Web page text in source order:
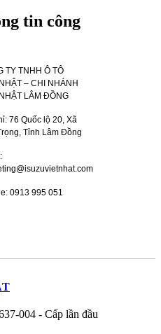
tin công
TY TNHH Ô TÔ
– CHI NHÁNH
LÂM ĐỒNG
76 Quốc lộ 20, Xã
Tỉnh Lâm Đồng
0913 995 051
004 - Cấp lần đầu